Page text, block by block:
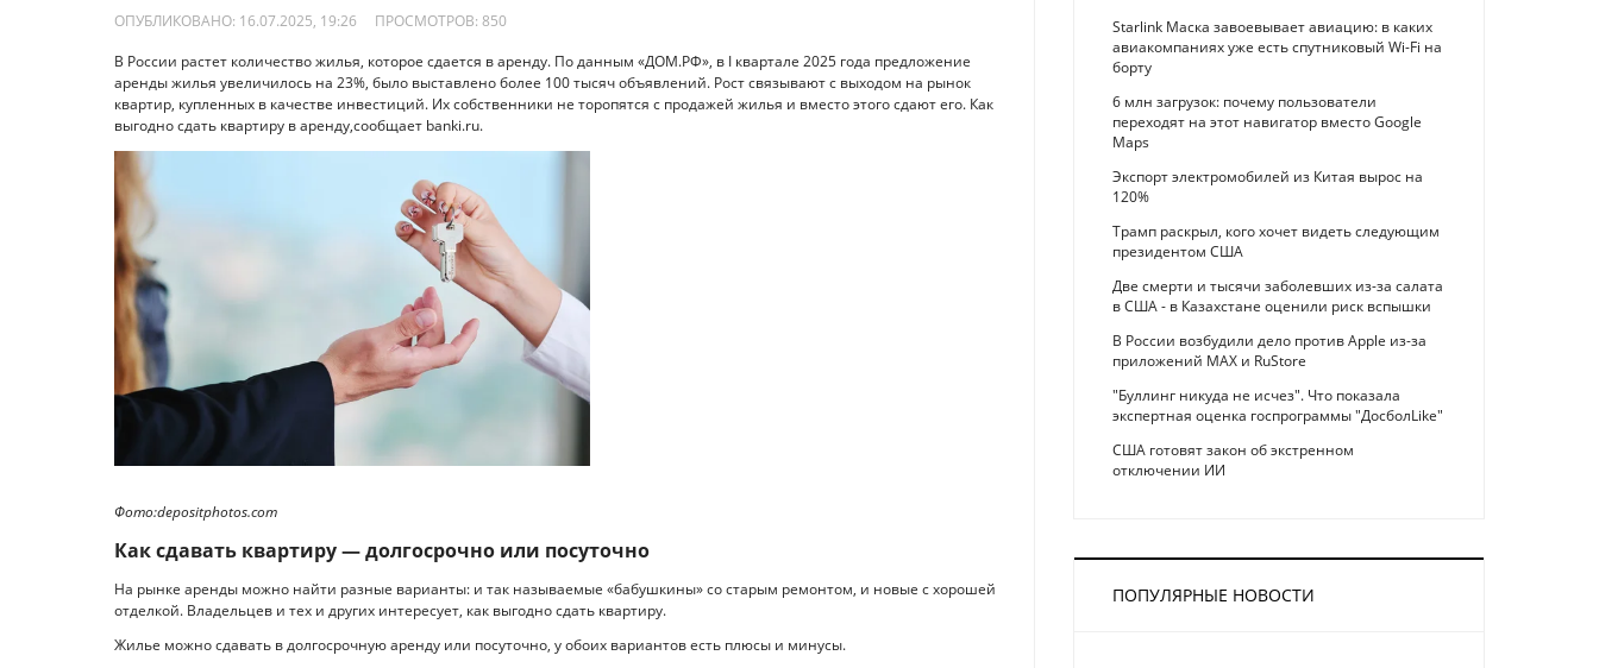
ОПУБЛИКОВАНО: 16.07.2025, 19:26 ПРОСМОТРОВ: 850
В России растет количество жилья, которое сдается в аренду. По данным «ДОМ.РФ», в I квартале 2025 года предложение
аренды жилья увеличилось на 23%, было выставлено более 100 тысяч объявлений. Рост связывают с выходом на рынок
квартир, купленных в качестве инвестиций. Их собственники не торопятся с продажей жилья и вместо этого сдают его. Как
выгодно сдать квартиру в аренду,сообщает banki.ru.
Фото:depositphotos.com
Как сдавать квартиру — долгосрочно или посуточно
На рынке аренды можно найти разные варианты: и так называемые «бабушкины» со старым ремонтом, и новые с хорошей
отделкой. Владельцев и тех и других интересует, как выгодно сдать квартиру.
Жилье можно сдавать в долгосрочную аренду или посуточно, у обоих вариантов есть плюсы и минусы.
Starlink Маска завоевывает авиацию: в каких
авиакомпаниях уже есть спутниковый Wi-Fi на
борту
6 млн загрузок: почему пользователи
переходят на этот навигатор вместо Google
Maps
Экспорт электромобилей из Китая вырос на
120%
Трамп раскрыл, кого хочет видеть следующим
президентом США
Две смерти и тысячи заболевших из-за салата
в США - в Казахстане оценили риск вспышки
В России возбудили дело против Apple из-за
приложений MAX и RuStore
"Буллинг никуда не исчез". Что показала
экспертная оценка госпрограммы "ДосболLike"
США готовят закон об экстренном
отключении ИИ
ПОПУЛЯРНЫЕ НОВОСТИ